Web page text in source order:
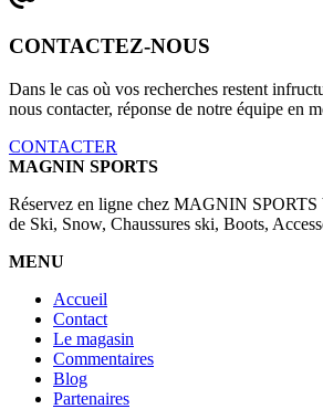
CONTACTEZ-NOUS
Dans le cas où vos recherches restent
nous contacter, réponse de notre équipe en
CONTACTER
MAGNIN SPORTS
Réservez en ligne chez MAGNIN
de Ski, Snow, Chaussures ski, Boots,
MENU
Accueil
Contact
Le magasin
Commentaires
Blog
Partenaires